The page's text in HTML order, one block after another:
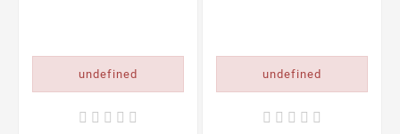
undefined undefined